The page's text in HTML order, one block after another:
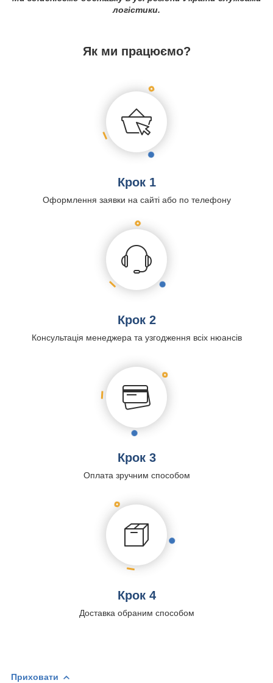
логістики.
Як ми працюємо?
Крок 1
Оформлення заявки на сайті або по телефону
Крок 2
Консультація менеджера та узгодження всіх нюансів
Крок 3
Оплата зручним способом
Крок 4
Доставка обраним способом
Приховати